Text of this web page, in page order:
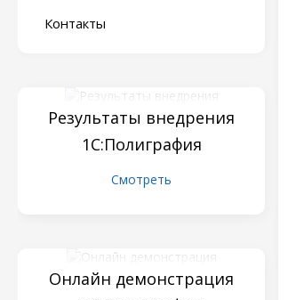
Контакты
Результаты внедрения
1С:Полиграфия
Смотреть
Онлайн демонстрация